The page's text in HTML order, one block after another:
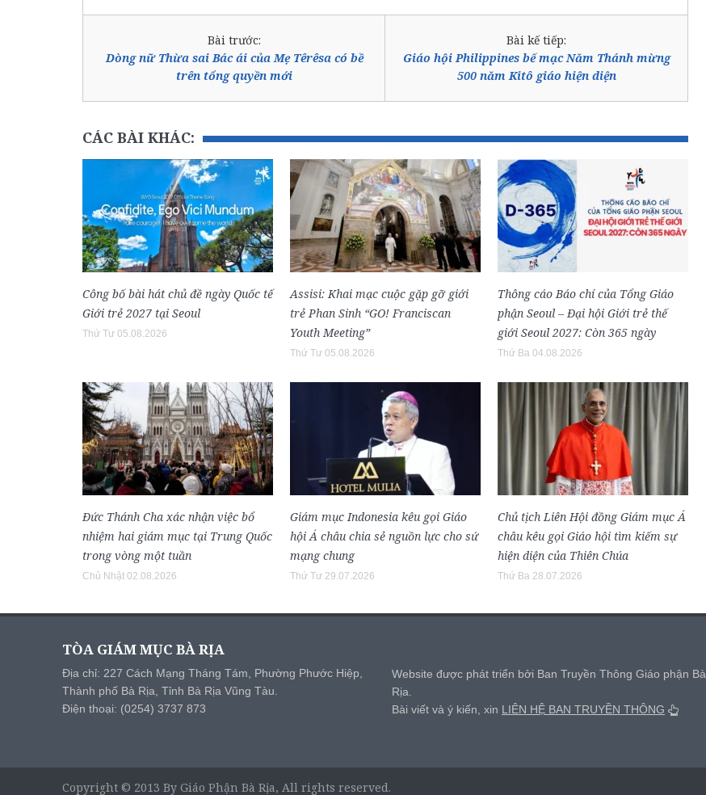
Bài trước:
Dòng nữ Thừa sai Bác ái của Mẹ Têrêsa có bề
trên tổng quyền mới
Bài kế tiếp:
Giáo hội Philippines bế mạc Năm Thánh mừng
500 năm Kitô giáo hiện diện
CÁC BÀI KHÁC:
Công bố bài hát chủ đề ngày Quốc tế
Giới trẻ 2027 tại Seoul
Thứ Tư 05.08.2026
Assisi: Khai mạc cuộc gặp gỡ giới
trẻ Phan Sinh “GO! Franciscan
Youth Meeting”
Thứ Tư 05.08.2026
Thông cáo Báo chí của Tổng Giáo
phận Seoul – Đại hội Giới trẻ thế
giới Seoul 2027: Còn 365 ngày
Thứ Ba 04.08.2026
Đức Thánh Cha xác nhận việc bổ
nhiệm hai giám mục tại Trung Quốc
trong vòng một tuần
Chủ Nhật 02.08.2026
Giám mục Indonesia kêu gọi Giáo
hội Á châu chia sẻ nguồn lực cho sứ
mạng chung
Thứ Tư 29.07.2026
Chủ tịch Liên Hội đồng Giám mục Á
châu kêu gọi Giáo hội tìm kiếm sự
hiện diện của Thiên Chúa
Thứ Ba 28.07.2026
TÒA GIÁM MỤC BÀ RỊA
Địa chỉ: 227 Cách Mạng Tháng Tám, Phường Phước Hiệp,
Thành phố Bà Rịa, Tỉnh Bà Rịa Vũng Tàu.
Điện thoại: (0254) 3737 873
Website được phát triển bởi Ban Truyền Thông Giáo phận Bà
Rịa.
Bài viết và ý kiến, xin LIÊN HỆ BAN TRUYỀN THÔNG
Copyright © 2013 By Giáo Phận Bà Rịa, All rights reserved.